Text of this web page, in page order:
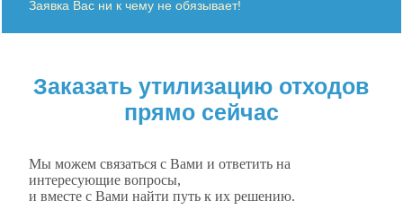
Заявка Вас ни к чему не обязывает!
Заказать утилизацию отходов
прямо сейчас
Мы можем связаться с Вами и ответить на
интересующие вопросы,
и вместе с Вами найти путь к их решению.